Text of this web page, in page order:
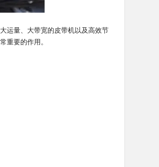
运量、大带宽的皮带机以及高效节
重要的作用。